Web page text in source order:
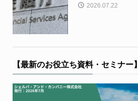
2026.07.22
【最新のお役立ち資料・セミナー】